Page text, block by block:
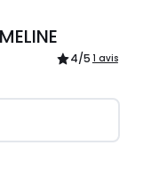
4/5 1 avis